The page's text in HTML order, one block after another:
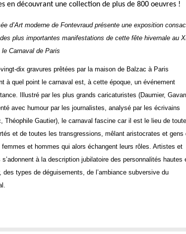
en découvrant une collection de plus de 800 oeuvres !
d’Art moderne de Fontevraud présente une exposition
des plus importantes manifestations de cette fête hivernale au
Carnaval de Paris
dix gravures prêtées par la maison de Balzac à Paris
à quel point le carnaval est, à cette époque, un événement
Illustré par les plus grands caricaturistes (Daumier,
avec humour par les journalistes, analysé par les écrivains
Théophile Gautier), le carnaval fascine car il est le lieu de
et de toutes les transgressions, mêlant aristocrates et gens
femmes et hommes qui alors échangent leurs rôles. Artistes et
s’adonnent à la description jubilatoire des personnalités hautes
des types de déguisements, de l’ambiance subversive du